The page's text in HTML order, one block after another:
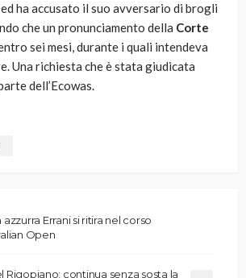
ha accusato il suo avversario di brogli
che un pronunciamento della Corte
sei mesi, durante i quali intendeva
Una richiesta che è stata giudicata
dell’Ecowas.
azzurra Errani si ritira nel corso
Open
Rigopiano: continua senza sosta la